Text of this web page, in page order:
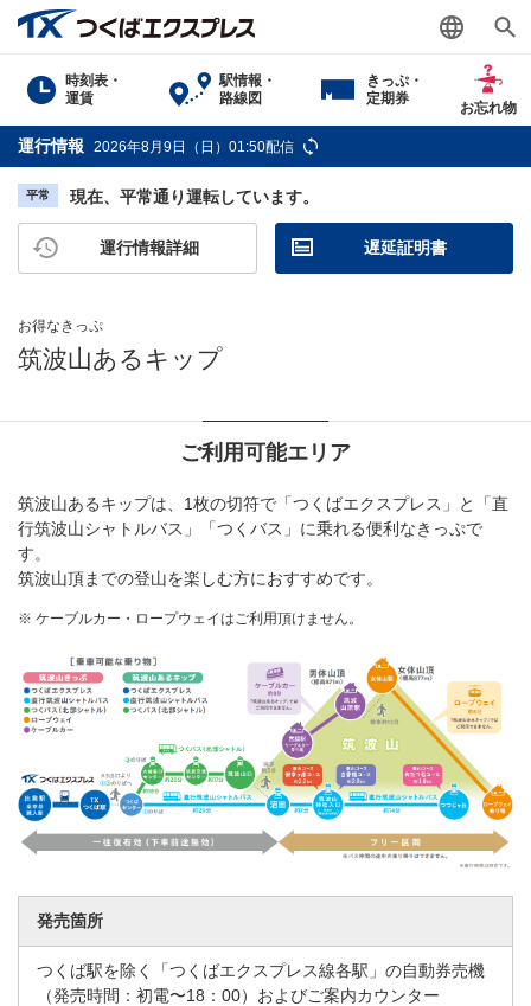
時刻表・
運賃
駅情報・
路線図
きっぷ・
定期券
お忘れ物
運行情報 2026年8月9日（日）01:50配信
平常 現在、平常通り運転しています。
運行情報詳細 遅延証明書
お得なきっぷ
筑波山あるキップ
ご利用可能エリア
筑波山あるキップは、1枚の切符で「つくばエクスプレス」と「直
行筑波山シャトルバス」「つくバス」に乗れる便利なきっぷで
す。
筑波山頂までの登山を楽しむ方におすすめです。
※ ケーブルカー・ロープウェイはご利用頂けません。
発売箇所
つくば駅を除く「つくばエクスプレス線各駅」の自動券売機
（発売時間：初電〜18：00）およびご案内カウンター